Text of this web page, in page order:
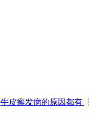
牛皮癣发病的原因都有 ┆